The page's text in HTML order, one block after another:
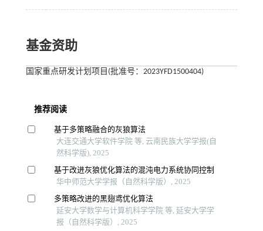
基金资助
国家重点研发计划项目(批准号：2023YFD1500404)